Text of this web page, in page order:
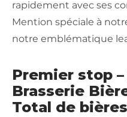
rapidement avec ses
Mention spéciale à
notre emblématique
Premier stop –
Brasserie
Total de